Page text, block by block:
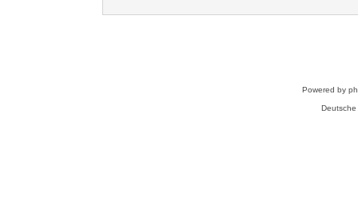
Powered by